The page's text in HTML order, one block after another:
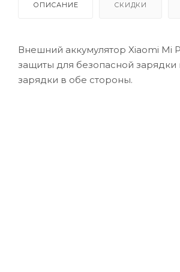
ОПИСАНИЕ СКИДКИ
Внешний аккумулятор Xiaomi
защиты для безопасной
зарядки в обе стороны.